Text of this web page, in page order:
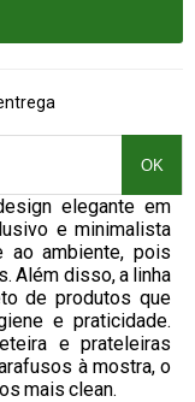
OK
elegante em
e minimalista
ao ambiente, pois
Além disso, a linha
de produtos que
e praticidade.
e prateleiras
à mostra, o
mais clean.